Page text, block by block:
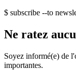
$ subscribe --to
Ne ratez
Soyez informé(e) de
importantes.